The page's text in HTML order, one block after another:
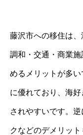
藤沢市への移住は
調和・交通・商業
めるメリットが多
に優れており、海
されやすいです。
クなどのデメリット